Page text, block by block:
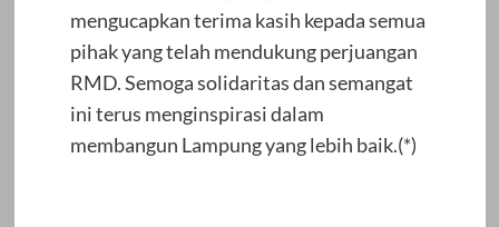
mengucapkan terima kasih kepada semua
pihak yang telah mendukung perjuangan
RMD. Semoga solidaritas dan semangat
ini terus menginspirasi dalam
membangun Lampung yang lebih baik.(*)